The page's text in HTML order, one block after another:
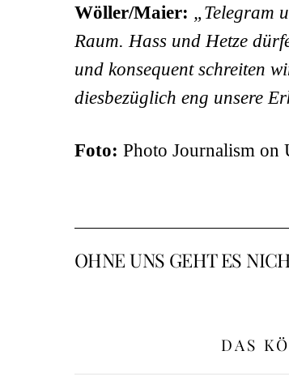
Wöller/Maier: „Telegram
Raum. Hass und Hetze
und konsequent schreiten
diesbezüglich eng unsere
Foto: Photo Journalism on
OHNE UNS GEHT ES
DAS